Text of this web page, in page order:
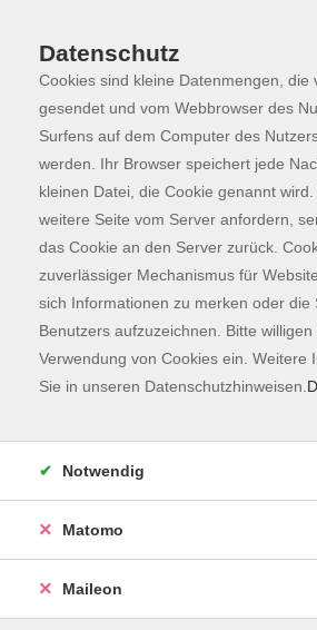
Skip to main content
Programm
Der Kurs konnte nicht gefunden
Datenschutz
Cookies sind kleine Datenmengen, die
gesendet und vom Webbrowser des
Surfens auf dem Computer des
werden. Ihr Browser speichert jede
kleinen Datei, die Cookie genannt
weitere Seite vom Server anfordern,
das Cookie an den Server zurück.
zuverlässiger Mechanismus für
sich Informationen zu merken oder die
Benutzers aufzuzeichnen. Bitte willigen
Verwendung von Cookies ein. Weitere
Sie in unseren Datenschutzhinweisen.
Notwendig
Matomo
Maileon